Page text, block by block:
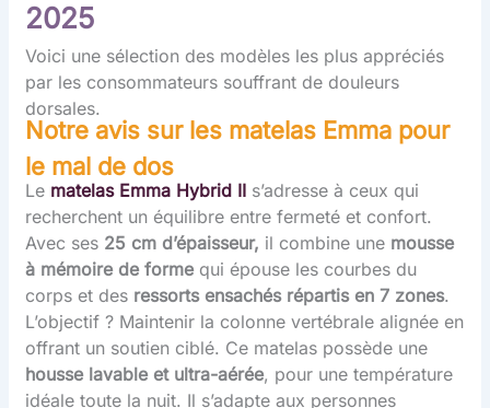
2025
Voici une sélection des modèles les plus appréciés
par les consommateurs souffrant de douleurs
dorsales.
Notre avis sur les matelas Emma pour
le mal de dos
Le matelas Emma Hybrid II s’adresse à ceux qui
recherchent un équilibre entre fermeté et confort.
Avec ses 25 cm d’épaisseur, il combine une mousse
à mémoire de formequi épouse les courbes du
corps et des ressorts ensachés répartis en 7 zones.
L’objectif ? Maintenir la colonne vertébrale alignée en
offrant un soutien ciblé. Ce matelas possède une
housse lavable et ultra-aérée, pour une température
idéale toute la nuit. Il s’adapte aux personnes